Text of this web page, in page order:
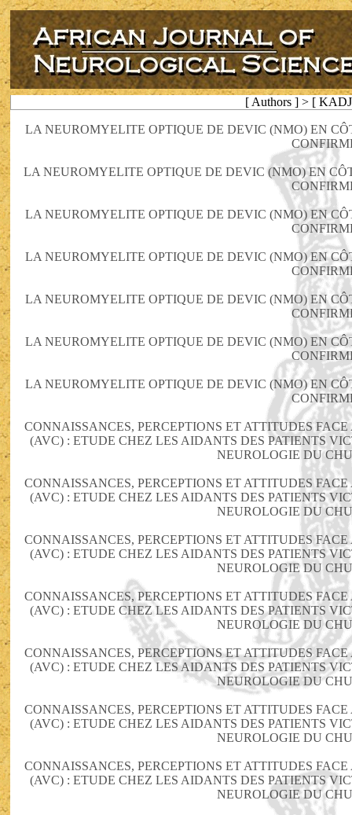
[ Authors ] > [
LA NEUROMYELITE OPTIQUE DE DEVIC (NMO) EN
LA NEUROMYELITE OPTIQUE DE DEVIC (NMO) EN
LA NEUROMYELITE OPTIQUE DE DEVIC (NMO) EN
LA NEUROMYELITE OPTIQUE DE DEVIC (NMO) EN
LA NEUROMYELITE OPTIQUE DE DEVIC (NMO) EN
LA NEUROMYELITE OPTIQUE DE DEVIC (NMO) EN
LA NEUROMYELITE OPTIQUE DE DEVIC (NMO) EN
CONNAISSANCES, PERCEPTIONS ET ATTITUDES
(AVC) : ETUDE CHEZ LES AIDANTS DES PATIENTS
NEUROLOGIE DU
CONNAISSANCES, PERCEPTIONS ET ATTITUDES
(AVC) : ETUDE CHEZ LES AIDANTS DES PATIENTS
NEUROLOGIE DU
CONNAISSANCES, PERCEPTIONS ET ATTITUDES
(AVC) : ETUDE CHEZ LES AIDANTS DES PATIENTS
NEUROLOGIE DU
CONNAISSANCES, PERCEPTIONS ET ATTITUDES
(AVC) : ETUDE CHEZ LES AIDANTS DES PATIENTS
NEUROLOGIE DU
CONNAISSANCES, PERCEPTIONS ET ATTITUDES
(AVC) : ETUDE CHEZ LES AIDANTS DES PATIENTS
NEUROLOGIE DU
CONNAISSANCES, PERCEPTIONS ET ATTITUDES
(AVC) : ETUDE CHEZ LES AIDANTS DES PATIENTS
NEUROLOGIE DU
CONNAISSANCES, PERCEPTIONS ET ATTITUDES
(AVC) : ETUDE CHEZ LES AIDANTS DES PATIENTS
NEUROLOGIE DU